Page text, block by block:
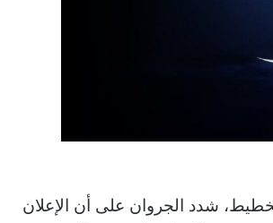
شدد الجروان على أن الإعلان